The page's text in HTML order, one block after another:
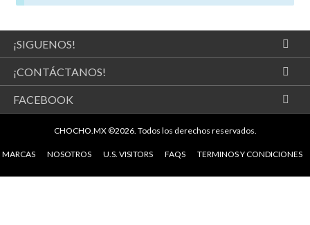
¡SIGUENOS!
¡CONTÁCTANOS!
FACEBOOK
CHOCHO.MX ©2026. Todos los derechos reservados.
MARCAS NOSOTROS U.S. VISITORS FAQS TERMINOS Y CONDICIONES